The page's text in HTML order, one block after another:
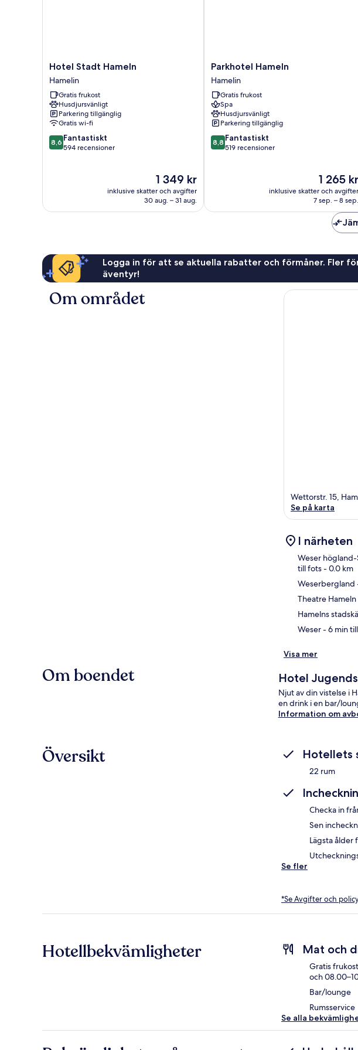
Hotel
Stadt
Hameln
Hamelin
Hotel Stadt Hameln
Hamelin
Gratis frukost
Husdjursvänligt
Parkering tillgänglig
Gratis wi-fi
8.6
av
8,6 Fantastiskt
594 recensioner
Priset
är
1 349 kr
1 349 kr
inklusive skatter och avgifter
30 aug. – 31 aug.
Parkhotel
Hameln
Hamelin
Parkhotel Hameln
Hamelin
Gratis frukost
Spa
Husdjursvänligt
Parkering tillgänglig
8.8
av
8,8 Fantastiskt
519 recensioner
Priset
är
1 265 kr
1 265 kr
inklusive skatter och avgifter
7 sep. – 8 sep.
Logga in för att se aktuella rabatter och förmåner. Fler
äventyr!
Om området
Wettorstr. 15,
Se på karta
I närheten
Weser
till fots- 0.0 km
Weserbergland
Theatre Hameln
Hamelns
Weser- 6 min
Visa mer
Om boendet Hotel
Njut av din vistelse i
en drink i en bar/
Information om
Översikt Hotellets
22 rum
Checka in
Sen
Lägsta ålder
Se fler
*Se Avgifter och
Hotellbekvämligheter Mat och
Gratis
och
Bar/lounge
Rumsservice
Se alla